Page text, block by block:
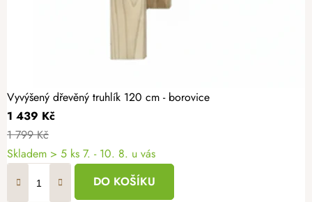
Vyvýšený dřevěný truhlík 120 cm - borovice
1 439 Kč
1 799 Kč
Skladem > 5 ks 7. - 10. 8. u vás
DO KOŠÍKU